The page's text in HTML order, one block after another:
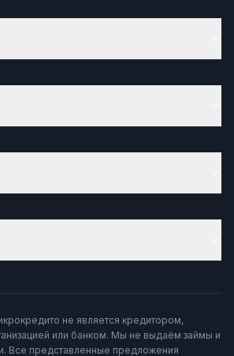
не является кредитором,
или банком. Мы не выдаём займы и
Все представленные предложения